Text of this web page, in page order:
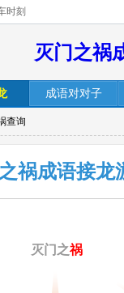
时刻
灭门之祸
成语对对子
查询
祸成语接龙
灭门之祸